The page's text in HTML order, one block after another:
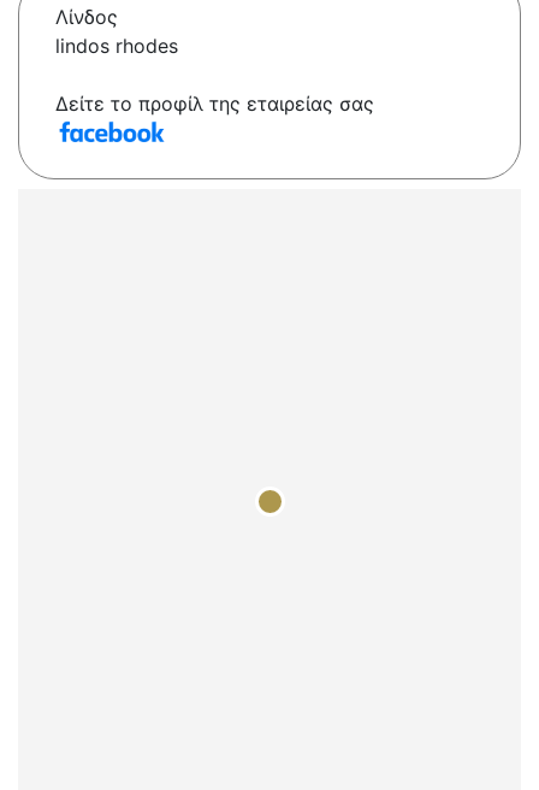
Λίνδος
lindos rhodes
Δείτε το προφίλ της εταιρείας σας